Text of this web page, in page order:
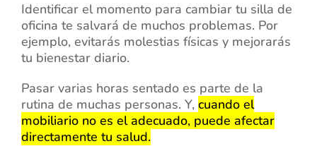
Identificar el momento para cambiar tu silla de
oficina te salvará de muchos problemas. Por
ejemplo, evitarás molestias físicas y mejorarás
tu bienestar diario.
Pasar varias horas sentado es parte de la
rutina de muchas personas. Y, cuando el
mobiliario no es el adecuado, puede afectar
directamente tu salud.